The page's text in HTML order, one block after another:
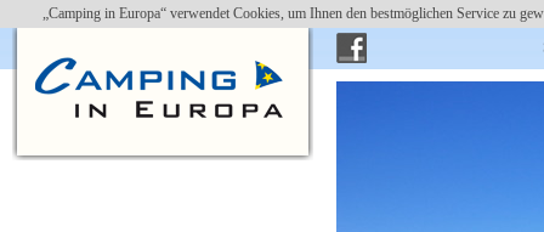
„Camping in Europa“ verwendet Cookies, um Ihnen den bestmöglichen Service zu